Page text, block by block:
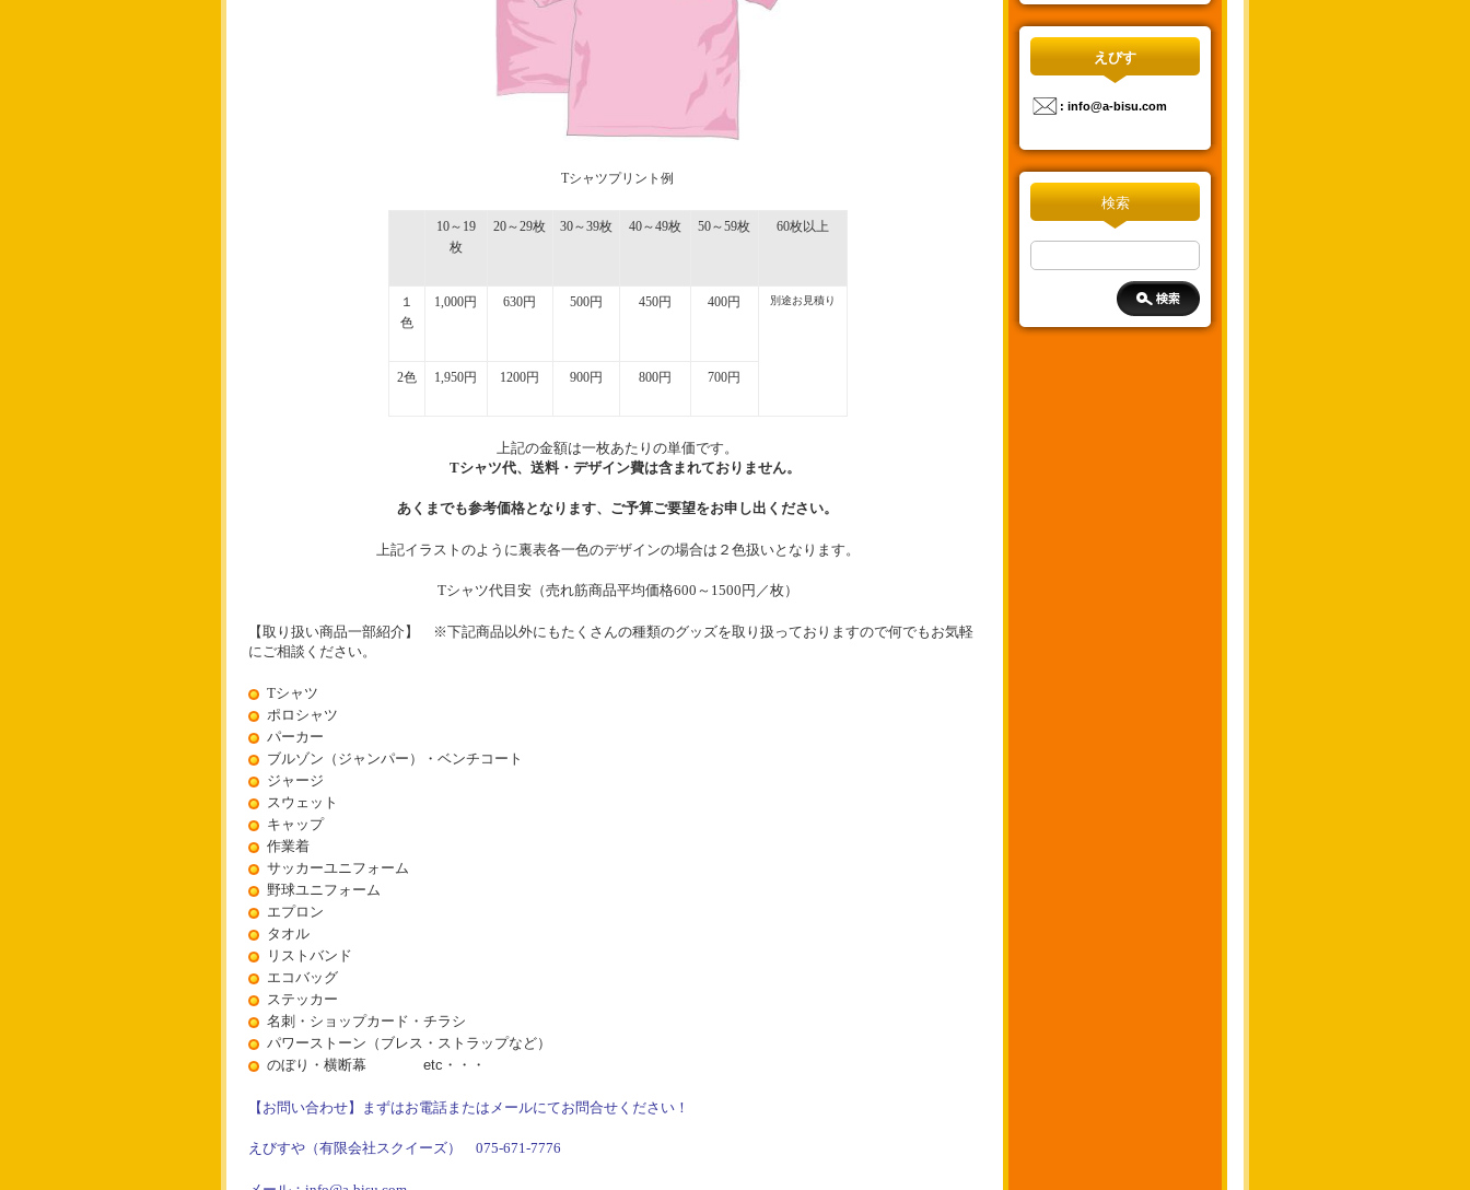
Tシャツプリント例
10～ 19
枚
20～29枚 30～39枚 40～49枚 50～59枚 60枚以上
１
色
1,000円 630円 500円 450円 400円 別途お見積り
2色 1,950円 1200円 900円 800円 700円
上記の金額は一枚あたりの単価です。
Tシャツ代、送料・デザイン費は含まれておりません。
あくまでも参考価格となります、ご予算ご要望をお申し出ください。
上記イラストのように裏表各一色のデザインの場合は２色扱いとなります。
Tシャツ代目安（売れ筋商品平均価格600 ～ 1500 円／枚）
【取り扱い商品一部紹介】
※下記商品以外にもたくさんの種類のグッズを取り扱っておりますので何でもお気軽
にご相談ください。
Tシャツ
ポロシャツ
パーカー
ブルゾン（ジャンパー）・ベンチコート
ジャージ
スウェット
キャップ
作業着
サッカーユニフォーム
野球ユニフォーム
エプロン
タオル
リストバンド
エコバッグ
ステッカー
名刺・ショップカード・チラシ
パワーストーン（ブレス・ストラップなど）
のぼり・横断幕 etc・・・
【お問い合わせ】まずはお電話またはメールにてお問合せください！
えびすや（有限会社スクイーズ） 075-671-7776
えびす
: info@a-bisu.com
検索